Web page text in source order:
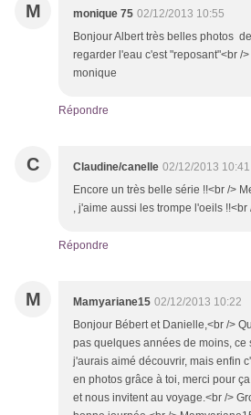
M monique 75 02/12/2013 10:55
Bonjour Albert très belles photos
regarder l'eau c'est "reposant"<br /
monique
Répondre
C Claudine/canelle 02/12/2013 10:41
Encore un très belle série !!<br />
, j'aime aussi les trompe l'oeils !!<br
Répondre
M Mamyariane15 02/12/2013 10:22
Bonjour Bébert et Danielle,<br />
pas quelques années de moins, ce
j'aurais aimé découvrir, mais enfin
en photos grâce à toi, merci pour
et nous invitent au voyage.<br />